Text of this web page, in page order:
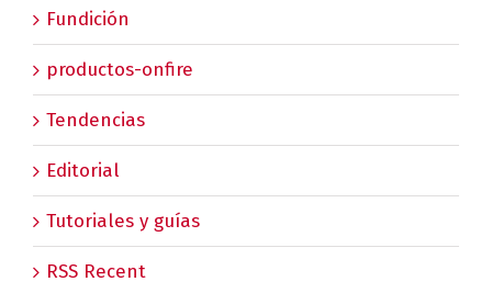
Fundición
productos-onfire
Tendencias
Editorial
Tutoriales y guías
RSS Recent